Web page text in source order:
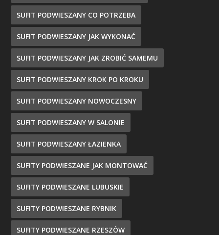
SUFIT PODWIESZANY CO POTRZEBA
SUFIT PODWIESZANY JAK WYKONAĆ
SUFIT PODWIESZANY JAK ZROBIĆ SAMEMU
SUFIT PODWIESZANY KROK PO KROKU
SUFIT PODWIESZANY NOWOCZESNY
SUFIT PODWIESZANY W SALONIE
SUFIT PODWIESZANY ŁAZIENKA
SUFITY PODWIESZANE JAK MONTOWAĆ
SUFITY PODWIESZANE LUBUSKIE
SUFITY PODWIESZANE RYBNIK
SUFITY PODWIESZANE RZESZÓW